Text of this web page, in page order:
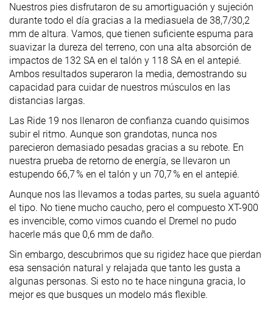
Nuestros pies disfrutaron de su amortiguación y sujeción
durante todo el día gracias a la mediasuela de 38,7/30,2
mm de altura. Vamos, que tienen suficiente espuma para
suavizar la dureza del terreno, con una alta absorción de
impactos de 132 SA en el talón y 118 SA en el antepié.
Ambos resultados superaron la media, demostrando su
capacidad para cuidar de nuestros músculos en las
distancias largas.
Las Ride 19 nos llenaron de confianza cuando quisimos
subir el ritmo. Aunque son grandotas, nunca nos
parecieron demasiado pesadas gracias a su rebote. En
nuestra prueba de retorno de energía, se llevaron un
estupendo 66,7 % en el talón y un 70,7 % en el antepié.
Aunque nos las llevamos a todas partes, su suela aguantó
el tipo. No tiene mucho caucho, pero el compuesto XT-900
es invencible, como vimos cuando el Dremel no pudo
hacerle más que 0,6 mm de daño.
Sin embargo, descubrimos que su rigidez hace que pierdan
esa sensación natural y relajada que tanto les gusta a
algunas personas. Si esto no te hace ninguna gracia, lo
mejor es que busques un modelo más flexible.